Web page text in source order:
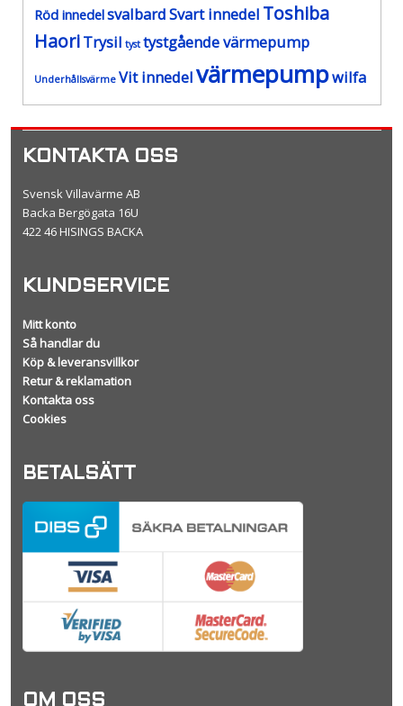
Röd innedelsvalbardSvart innedel Toshiba
HaoriTrysil tyst tystgående värmepump
Underhållsvärme Vit innedelvärmepumpwilfa
KONTAKTA OSS
Svensk Villavärme AB
Backa Bergögata 16U
422 46 HISINGS BACKA
KUNDSERVICE
Mitt konto
Så handlar du
Köp & leveransvillkor
Retur & reklamation
Kontakta oss
Cookies
BETALSÄTT
OM OSS